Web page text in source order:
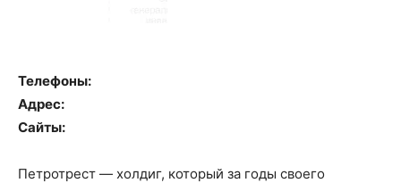
Телефоны:
Адрес:
Сайты:
Петротрест — холдиг, который за годы своего